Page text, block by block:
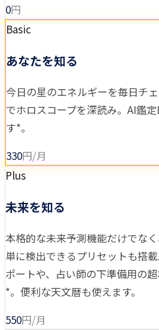
0円
Basic
あなたを知る
今日の星のエネルギーを毎日チ
でホロスコープを深読み。AI鑑
す*。
330円/月
Plus
未来を知る
本格的な未来予測機能だけでな
単に検出できるプリセットも搭
ポートや、占い師の下準備用の
*。便利な天文暦も使えます。
550円/月